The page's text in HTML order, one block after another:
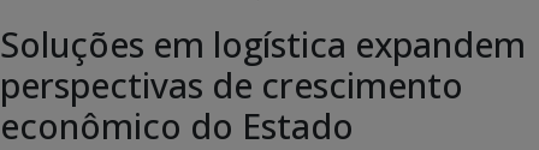
Soluções em logística expandem
perspectivas de crescimento
econômico do Estado